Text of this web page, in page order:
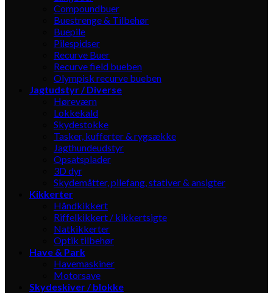
Compoundbuer
Buestrenge & Tilbehør
Buepile
Pilespidser
Recurve Buer
Recurve field bueben
Olympisk recurve bueben
Jagtudstyr / Diverse
Høreværn
Lokkekald
Skydestokke
Tasker, kufferter & rygsække
Jagthundeudstyr
Opsatsplader
3D dyr
Skydemåtter, pilefang, stativer & ansigter
Kikkerter
Håndkikkert
Riffelkikkert / kikkertsigte
Natkikkerter
Optik tilbehør
Have & Park
Havemaskiner
Motorsave
Skydeskiver / blokke